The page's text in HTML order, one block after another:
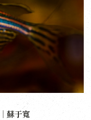
蘇于寬